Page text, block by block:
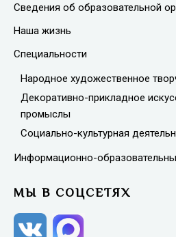
Сведения об образовательной
Наша жизнь
Специальности
Народное художественное
Декоративно-прикладное
промыслы
Социально-культурная
Информационно-
МЫ В СОЦСЕТЯХ